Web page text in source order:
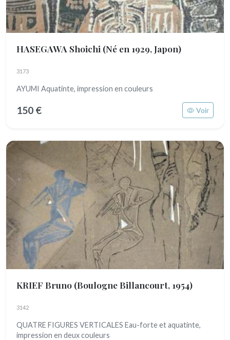
HASEGAWA Shoichi (Né en 1929, Japon)
3173
AYUMI Aquatinte, impression en couleurs
150 € Voir
KRIEF Bruno (Boulogne Billancourt, 1954)
3142
QUATRE FIGURES VERTICALES Eau-forte et aquatinte,
impression en deux couleurs